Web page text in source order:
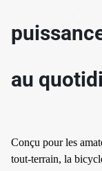
au
Conçu pour les
tout-terrain, la